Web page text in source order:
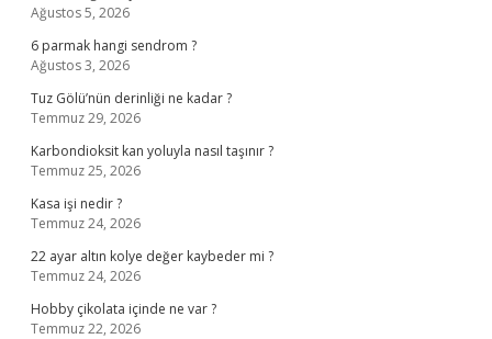
Ağustos 5, 2026
6 parmak hangi sendrom ?
Ağustos 3, 2026
Tuz Gölü’nün derinliği ne kadar ?
Temmuz 29, 2026
Karbondioksit kan yoluyla nasıl taşınır ?
Temmuz 25, 2026
Kasa işi nedir ?
Temmuz 24, 2026
22 ayar altın kolye değer kaybeder mi ?
Temmuz 24, 2026
Hobby çikolata içinde ne var ?
Temmuz 22, 2026